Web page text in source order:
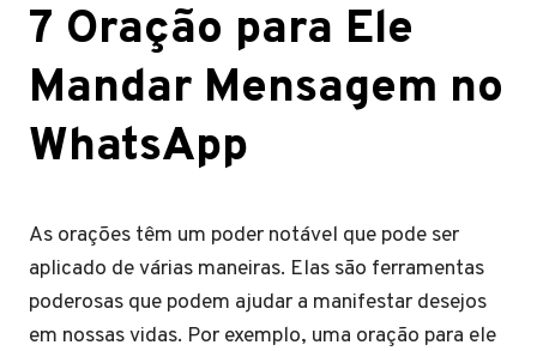
7 Oração para Ele
Mandar Mensagem no
WhatsApp
As orações têm um poder notável que pode ser
aplicado de várias maneiras. Elas são ferramentas
poderosas que podem ajudar a manifestar desejos
em nossas vidas. Por exemplo, uma oração para ele